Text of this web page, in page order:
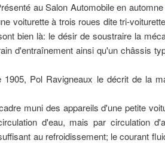
au Salon Automobile en automne
voiturette à trois roues dite tri-
bien là: le désir de soustraire la
d'entraînement ainsi qu'un châssis
Pol Ravigneaux le décrit de la
muni des appareils d'une petite
d'eau, mais par circulation
au refroidissement; le courant